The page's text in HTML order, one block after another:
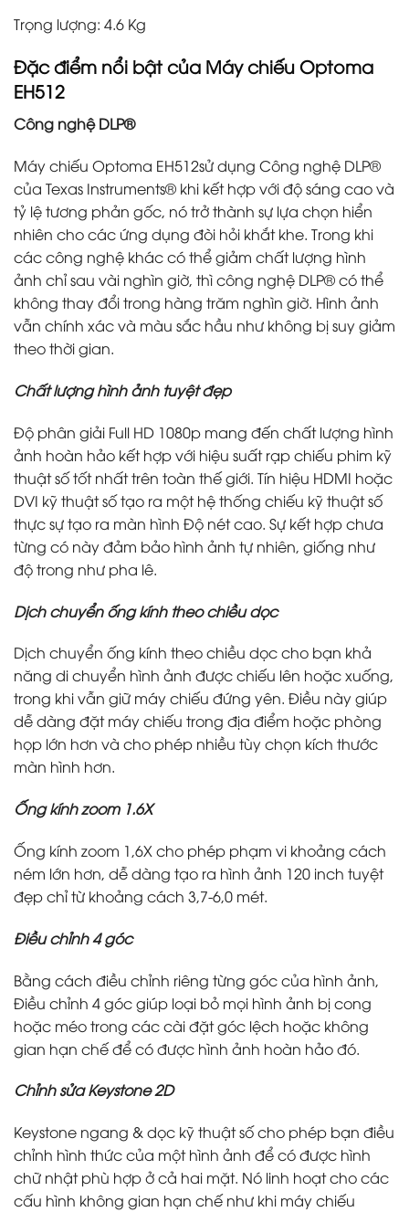
Trọng lượng: 4.6 Kg
Đặc điểm nổi bật của Máy chiếu Optoma
EH512
Công nghệ DLP®
Máy chiếu Optoma EH512sử dụng Công nghệ DLP®
của Texas Instruments® khi kết hợp với độ sáng cao và
tỷ lệ tương phản gốc, nó trở thành sự lựa chọn hiển
nhiên cho các ứng dụng đòi hỏi khắt khe. Trong khi
các công nghệ khác có thể giảm chất lượng hình
ảnh chỉ sau vài nghìn giờ, thì công nghệ DLP® có thể
không thay đổi trong hàng trăm nghìn giờ. Hình ảnh
vẫn chính xác và màu sắc hầu như không bị suy giảm
theo thời gian.
Chất lượng hình ảnh tuyệt đẹp
Độ phân giải Full HD 1080p mang đến chất lượng hình
ảnh hoàn hảo kết hợp với hiệu suất rạp chiếu phim kỹ
thuật số tốt nhất trên toàn thế giới. Tín hiệu HDMI hoặc
DVI kỹ thuật số tạo ra một hệ thống chiếu kỹ thuật số
thực sự tạo ra màn hình Độ nét cao. Sự kết hợp chưa
từng có này đảm bảo hình ảnh tự nhiên, giống như
độ trong như pha lê.
Dịch chuyển ống kính theo chiều dọc
Dịch chuyển ống kính theo chiều dọc cho bạn khả
năng di chuyển hình ảnh được chiếu lên hoặc xuống,
trong khi vẫn giữ máy chiếu đứng yên. Điều này giúp
dễ dàng đặt máy chiếu trong địa điểm hoặc phòng
họp lớn hơn và cho phép nhiều tùy chọn kích thước
màn hình hơn.
Ống kính zoom 1.6X
Ống kính zoom 1,6X cho phép phạm vi khoảng cách
ném lớn hơn, dễ dàng tạo ra hình ảnh 120 inch tuyệt
đẹp chỉ từ khoảng cách 3,7-6,0 mét.
Điều chỉnh 4 góc
Bằng cách điều chỉnh riêng từng góc của hình ảnh,
Điều chỉnh 4 góc giúp loại bỏ mọi hình ảnh bị cong
hoặc méo trong các cài đặt góc lệch hoặc không
gian hạn chế để có được hình ảnh hoàn hảo đó.
Chỉnh sửa Keystone 2D
Keystone ngang & dọc kỹ thuật số cho phép bạn điều
chỉnh hình thức của một hình ảnh để có được hình
chữ nhật phù hợp ở cả hai mặt. Nó linh hoạt cho các
cấu hình không gian hạn chế như khi máy chiếu